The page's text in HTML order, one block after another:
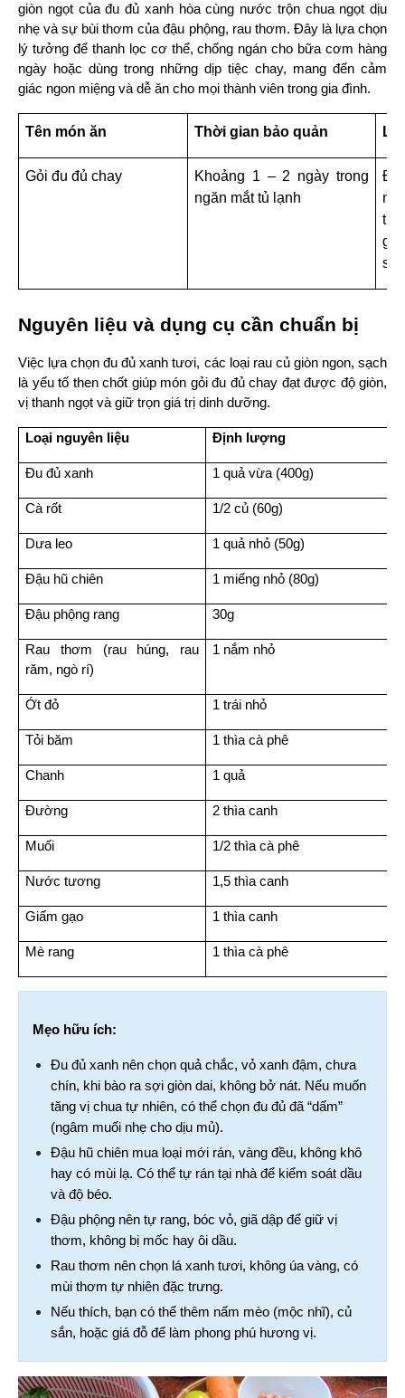
giòn ngọt của đu đủ xanh hòa cùng nước trộn chua ngọt dịu
nhẹ và sự bùi thơm của đậu phộng, rau thơm. Đây là lựa chọn
lý tưởng để thanh lọc cơ thể, chống ngán cho bữa cơm hàng
ngày hoặc dùng trong những dịp tiệc chay, mang đến cảm
giác ngon miệng và dễ ăn cho mọi thành viên trong gia đình.
Tên món ăn Thời gian bảo quản
Gỏi đu đủ chay
Khoảng 1 – 2 ngày trong
ngăn mắt tủ lạnh
Đu
sốt
Nguyên liệu và dụng cụ cần chuẩn bị
Việc lựa chọn đu đủ xanh tươi, các loại rau củ giòn ngon, sạch
là yếu tố then chốt giúp món gỏi đu đủ chay đạt được độ giòn,
vị thanh ngọt và giữ trọn giá trị dinh dưỡng.
Loại nguyên liệu Định lượng
Đu đủ xanh 1 quả vừa (400g)
Cà rốt 1/2 củ (60g)
Dưa leo 1 quả nhỏ (50g)
Đậu hũ chiên 1 miếng nhỏ (80g)
Đậu phộng rang 30g
Rau thơm (rau húng, rau
răm, ngò rí)
1 nắm nhỏ
Ớt đỏ 1 trái nhỏ
Tỏi băm 1 thìa cà phê
Chanh 1 quả
Đường 2 thìa canh
Muối 1/2 thìa cà phê
Nước tương 1,5 thìa canh
Giấm gạo 1 thìa canh
Mè rang 1 thìa cà phê
Mẹo hữu ích:
Đu đủ xanh nên chọn quả chắc, vỏ xanh đậm, chưa
chín, khi bào ra sợi giòn dai, không bở nát. Nếu muốn
tăng vị chua tự nhiên, có thể chọn đu đủ đã “dấm”
(ngâm muối nhẹ cho dịu mủ).
Đậu hũ chiên mua loại mới rán, vàng đều, không khô
hay có mùi lạ. Có thể tự rán tại nhà để kiểm soát dầu
và độ béo.
Đậu phộng nên tự rang, bóc vỏ, giã dập để giữ vị
thơm, không bị mốc hay ôi dầu.
Rau thơm nên chọn lá xanh tươi, không úa vàng, có
mùi thơm tự nhiên đặc trưng.
Nếu thích, bạn có thể thêm nấm mèo (mộc nhĩ), củ
sắn, hoặc giá đỗ để làm phong phú hương vị.